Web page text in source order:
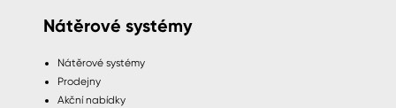
Nátěrové systémy
Nátěrové systémy
Prodejny
Akční nabídky